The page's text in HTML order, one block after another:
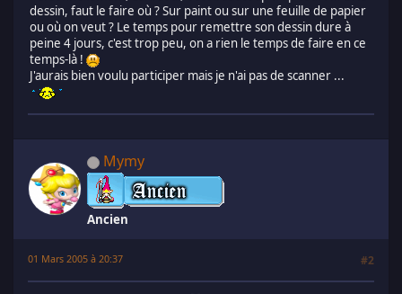
dessin, faut le faire où ? Sur paint ou sur une feuille de papier
ou où on veut ? Le temps pour remettre son dessin dure à
peine 4 jours, c'est trop peu, on a rien le temps de faire en ce
temps-là !
J'aurais bien voulu participer mais je n'ai pas de scanner ...
Mymy
Ancien
01 Mars 2005 à 20:37 #2